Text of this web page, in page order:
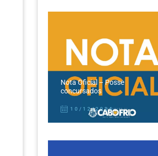
Nota Oficial – Posse
concursados
10/12/2024